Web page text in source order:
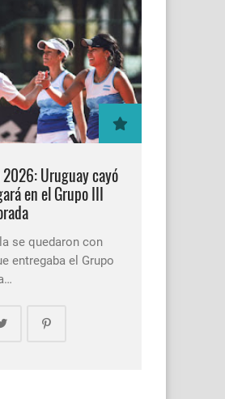
Uruguay cayó
en el Grupo III
se quedaron con
entregaba el Grupo